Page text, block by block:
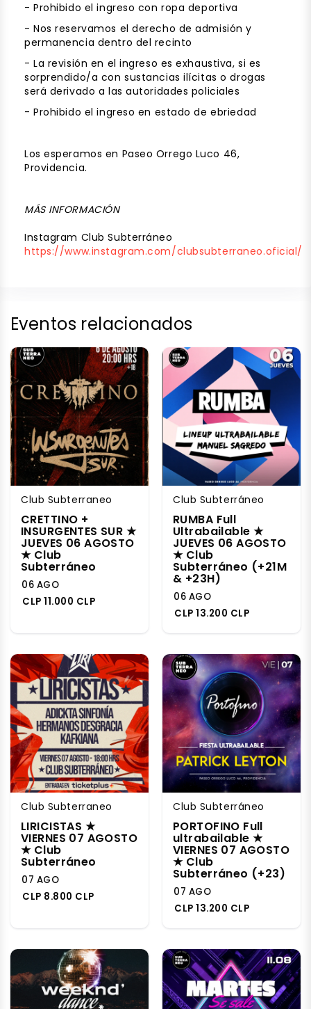
- Prohibido el ingreso con ropa deportiva
- Nos reservamos el derecho de admisión y
permanencia dentro del recinto
- La revisión en el ingreso es exhaustiva, si es
sorprendido/a con sustancias ilícitas o drogas
será derivado a las autoridades policiales
- Prohibido el ingreso en estado de ebriedad
Los esperamos en Paseo Orrego Luco 46,
Providencia.
MÁS INFORMACIÓN
Instagram Club Subterráneo
https://www.instagram.com/clubsubterraneo.oficial/
Eventos relacionados
Club Subterraneo
CRETTINO +
INSURGENTES SUR ★
JUEVES 06 AGOSTO
★ Club
Subterráneo
06 AGO
CLP 11.000 CLP
Club Subterráneo
RUMBA Full
Ultrabailable ★
JUEVES 06 AGOSTO
★ Club
Subterráneo (+21M
& +23H)
06 AGO
CLP 13.200 CLP
Club Subterraneo
LIRICISTAS ★
VIERNES 07 AGOSTO
★ Club
Subterráneo
07 AGO
CLP 8.800 CLP
Club Subterráneo
PORTOFINO Full
ultrabailable ★
VIERNES 07 AGOSTO
★ Club
Subterráneo (+23)
07 AGO
CLP 13.200 CLP